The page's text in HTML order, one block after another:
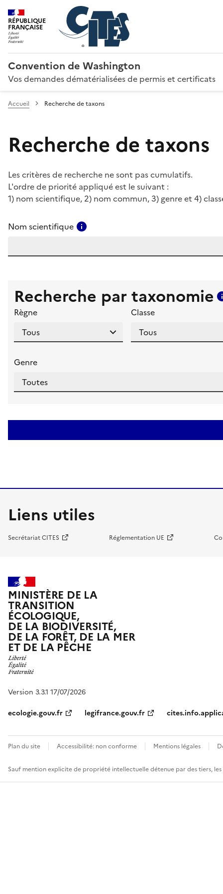
RÉPUBLIQUE
FRANÇAISE
Convention de Washington
Vos demandes dématérialisées de permis et certificats
Accueil Recherche de taxons
Recherche de taxons
Les critères de recherche ne sont pas cumulatifs.
L'ordre de priorité appliqué est le suivant :
1) nom scientifique, 2) nom commun, 3) genre et 4)
Nom scientifique
Recherche par taxonomie
Règne Classe
Genre
Liens utiles
Secrétariat CITES Réglementation UE
MINISTÈRE DE LA
TRANSITION
ÉCOLOGIQUE,
DE LA BIODIVERSITÉ,
DE LA FORÊT, DE LA MER
ET DE LA PÊCHE
Version 3.3.1 17/07/2026
ecologie.gouv.fr
legifrance.gouv.fr
Plan du site Accessibilité: non conforme Mentions légales
Sauf mention explicite de propriété intellectuelle détenue par des tiers,